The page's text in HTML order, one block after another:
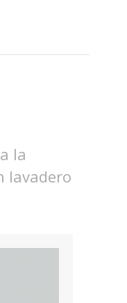
la
lavadero